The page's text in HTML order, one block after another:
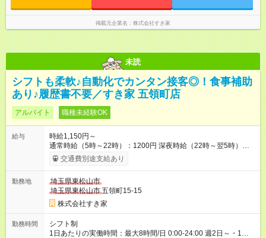
掲載元企業名 株式会社すき家
未読
シフトも柔軟♪自動化でカンタン接客◎！食事補助
あり♪履歴書不要／すき家 五領町店
アルバイト 職種未経験OK
給与
時給1,150円～
通常時給（5時～22時）：1200円 深夜時給（22時～翌5時）：
1500円 高校生時給：1150円 【特別手当】早朝手当（5：00-9：
00）時給+150円 【試用期間】試用期間あり 試用期間の長さ：1
30日（※条件変更なし）ですが、切り上げで一ヶ月とさせてい
ただきます。 研修制度あり：15時間(研修中も同時給）
交通費別途支給あり
勤務地
埼玉県東松山市
埼玉県東松山市五領町15-15
株式会社すき家
勤務時間
シフト制
1日あたりの実働時間：最大8時間/日 0:00-24:00 週2日～・1日